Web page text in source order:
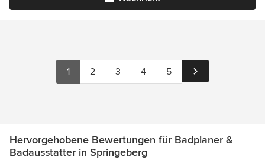
1 2 3 4 5
Hervorgehobene Bewertungen für Badplaner &
Badausstatter in Springeberg